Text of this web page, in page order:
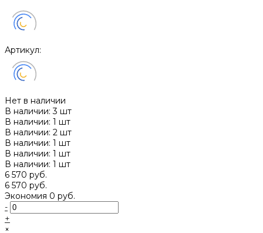
Артикул:
Нет в наличии
В наличии: 3 шт
В наличии: 1 шт
В наличии: 2 шт
В наличии: 1 шт
В наличии: 1 шт
В наличии: 1 шт
6 570 руб.
6 570 руб.
Экономия 0 руб.
-
+
×